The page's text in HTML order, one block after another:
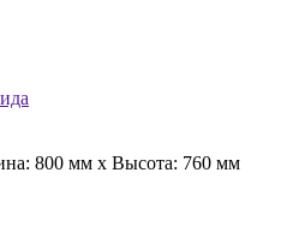
800 мм x Высота: 760 мм